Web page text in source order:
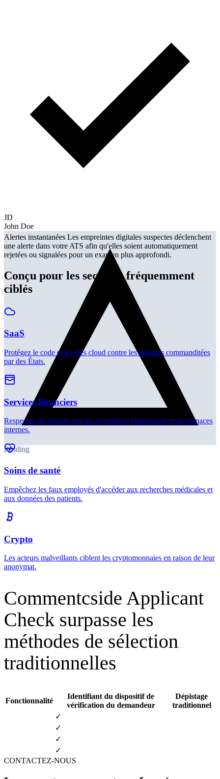
JD
Auto-Rejected
Bot Detected
une alerte dans votre ATS afin qu'elles soient automatiquement
rejetées ou signalées pour un examen plus approfondi.
Conçu pour les secteurs fréquemment